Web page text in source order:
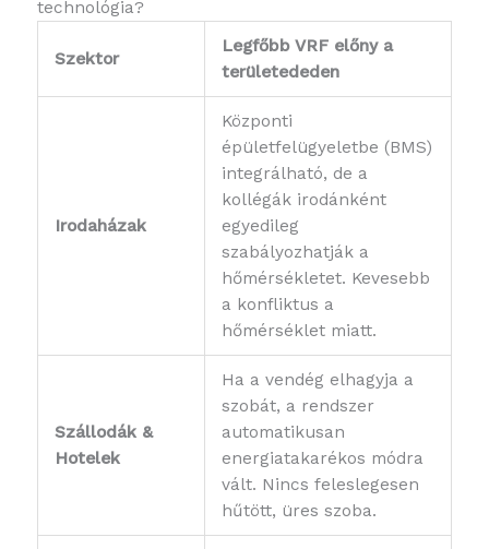
technológia?
Szektor
Legfőbb VRF előny a
területededen
Irodaházak
Központi
épületfelügyeletbe (BMS)
integrálható, de a
kollégák irodánként
egyedileg
szabályozhatják a
hőmérsékletet. Kevesebb
a konfliktus a
hőmérséklet miatt.
Szállodák &
Hotelek
Ha a vendég elhagyja a
szobát, a rendszer
automatikusan
energiatakarékos módra
vált. Nincs feleslegesen
hűtött, üres szoba.